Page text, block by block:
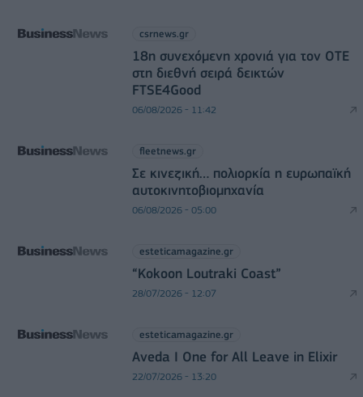
csrnews.gr
18η συνεχόμενη χρονιά για τον ΟΤΕ
στη διεθνή σειρά δεικτών
FTSE4Good
06/08/2026 - 11:42
fleetnews.gr
Σε κινεζική… πολιορκία η ευρωπαϊκή
αυτοκινητοβιομηχανία
06/08/2026 - 05:00
esteticamagazine.gr
“Kokoon Loutraki Coast”
28/07/2026 - 12:07
esteticamagazine.gr
Aveda I One for All Leave in Elixir
22/07/2026 - 13:20